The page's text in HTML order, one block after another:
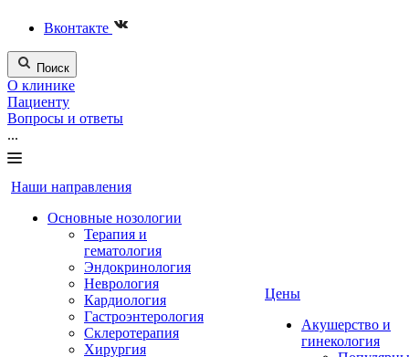
Вконтакте
Поиск
О клинике
Пациенту
Вопросы и ответы
...
Наши направления
Основные нозологии
Терапия и
гематология
Эндокринология
Неврология
Кардиология
Гастроэнтерология
Склеротерапия
Хирургия
Цены
Акушерство и
гинекология